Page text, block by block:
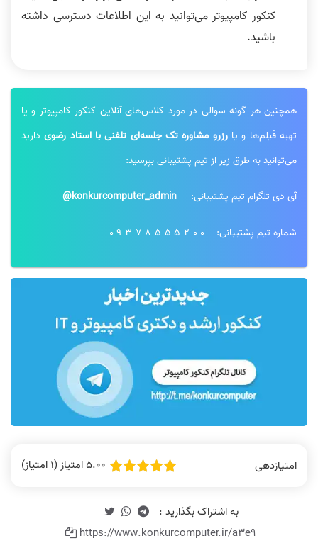
کنکور کامپیوتر می‌توانید به این اطلاعات دسترسی داشته
باشید.
همچنین هر گونه سوالی در مورد کلاس‌های آنلاین کنکور کامپیوتر و یا
تهیه فیلم‌ها و یارزرو مشاوره تک جلسه‌ای تلفنی با استاد رضویدارید
می‌توانید به طرق زیر از تیم پشتیبانی بپرسید:
آی دی تلگرام تیم پشتیبانی: konkurcomputer_admin@
شماره تیم پشتیبانی: 09378555200
امتیازدهی 5.00 امتیاز (1 امتیاز)
https://www.konkurcomputer.ir/a3e9